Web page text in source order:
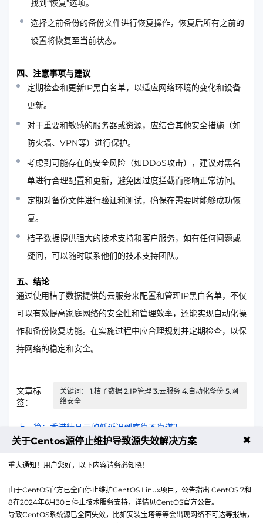
找到“恢复”选项。
选择之前备份的备份文件进行恢复操作，恢复后所有之前的
设置将恢复至当前状态。
四、注意事项与建议
定期检查和更新IP黑白名单，以适应网络环境的变化和设备
更新。
对于重要和敏感的服务器或资源，应结合其他安全措施（如
防火墙、VPN等）进行保护。
考虑到可能存在的安全风险（如DDoS攻击），建议对黑名
单进行合理配置和更新，避免因过度拦截而影响正常访问。
定期对备份文件进行验证和测试，确保在需要时能够成功恢
复。
桔子数据提供强大的技术支持和客户服务，如有任何问题或
疑问，可以随时联系他们的技术支持团队。
五、结论
通过使用桔子数据提供的云服务来配置和管理IP黑白名单，不仅
可以有效提高家庭网络的安全性和管理效率，还能实现自动化操
作和备份恢复功能。在实施过程中应合理规划并定期检查，以保
持网络的稳定和安全。
文章标
签：
关键词： 1.桔子数据 2.IP管理 3.云服务 4.自动化备份 5.网
络安全
上一篇：香港精品云的低延迟到底靠不靠谱？
关于Centos源停止维护导致源失效解决方案 ✖
重大通知！用户您好，以下内容请务必知晓！
由于CentOS官方已全面停止维护CentOS Linux项目，公告指出 CentOS 7和
8在2024年6月30日停止技术服务支持，详情见CentOS官方公告。
导致CentOS系统源已全面失效，比如安装宝塔等等会出现网络不可达等报错，